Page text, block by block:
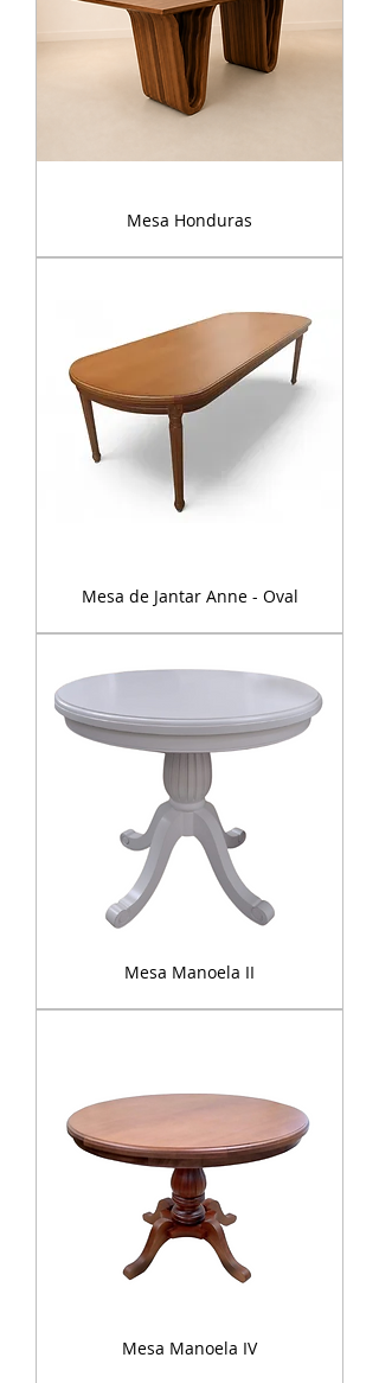
Mesa Honduras
Mesa de Jantar Anne - Oval
Mesa Manoela II
Mesa Manoela IV